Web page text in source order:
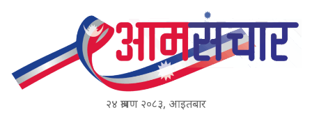
२४ श्रावण २०८३, आइतबार